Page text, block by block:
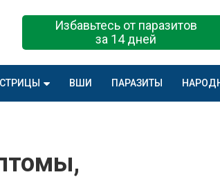
Избавьтесь от паразитов
за 14 дней
ВШИ ПАРАЗИТЫ